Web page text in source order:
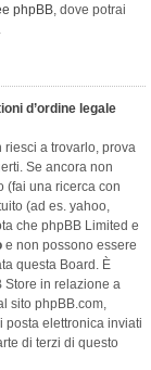
phpBB, dove potrai
d’ordine legale
riesci a trovarlo, prova
Se ancora non
(fai una ricerca con
(ad es. yahoo,
che phpBB Limited e
e non possono essere
questa Board. È
Store in relazione a
sito phpBB.com,
posta elettronica inviati
di terzi di questo